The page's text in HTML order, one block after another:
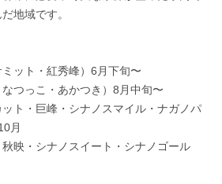
地域です。
ット・紅秀峰）6月下旬〜
つっこ・あかつき）8月中旬〜
ト・巨峰・シナノスマイル・ナガノパ
月
映・シナノスイート・シナノゴール